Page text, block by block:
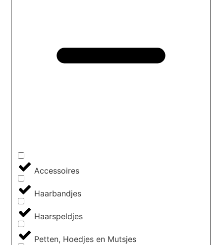
Accessoires
Haarbandjes
Haarspeldjes
Petten, Hoedjes en Mutsjes